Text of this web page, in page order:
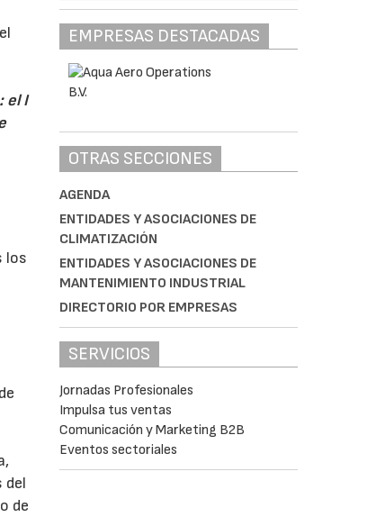
el I
los
del
de
EMPRESAS DESTACADAS
OTRAS SECCIONES
AGENDA
ENTIDADES Y ASOCIACIONES DE
CLIMATIZACIÓN
ENTIDADES Y ASOCIACIONES DE
MANTENIMIENTO INDUSTRIAL
DIRECTORIO POR EMPRESAS
SERVICIOS
Jornadas Profesionales
Impulsa tus ventas
Comunicación y Marketing B2B
Eventos sectoriales